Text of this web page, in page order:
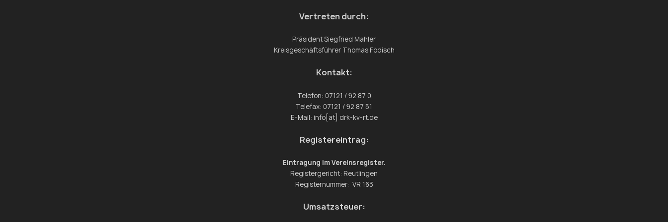
Vertreten durch:
Präsident Siegfried Mahler
Kreisgeschäftsführer Thomas Födisch
Kontakt:
Telefon: 07121 / 92 87 0
Telefax: 07121 / 92 87 51
E-Mail: info[at] drk-kv-rt.de
Registereintrag:
Eintragung im Vereinsregister.
Registergericht: Reutlingen
Registernummer: VR 163
Umsatzsteuer: